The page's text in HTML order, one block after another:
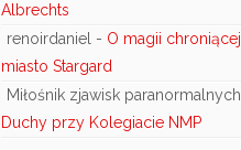
Albrechts
renoirdaniel - O magii chroniącej
miasto Stargard
Miłośnik zjawisk paranormalnych
Duchy przy Kolegiacie NMP